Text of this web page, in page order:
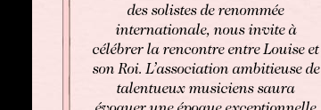
des solistes de renommée
internationale, nous invite à
célébrer la rencontre entre Louise et
son Roi. L’association ambitieuse de
talentueux musiciens saura